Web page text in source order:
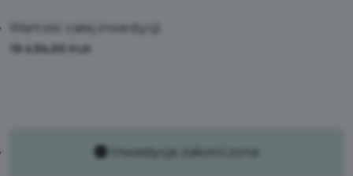
Wartość całej inwestycji:
19 434,00
Inwestycja zakończona